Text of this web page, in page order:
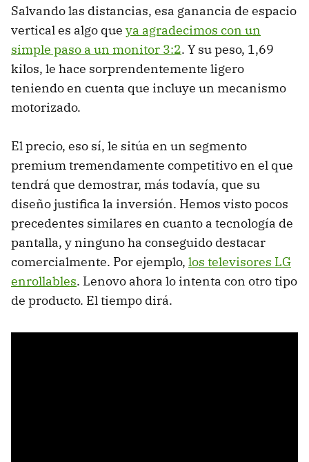
Salvando las distancias, esa ganancia de espacio
vertical es algo que ya agradecimos con un
simple paso a un monitor 3:2. Y su peso, 1,69
kilos, le hace sorprendentemente ligero
teniendo en cuenta que incluye un mecanismo
motorizado.
El precio, eso sí, le sitúa en un segmento
premium tremendamente competitivo en el que
tendrá que demostrar, más todavía, que su
diseño justifica la inversión. Hemos visto pocos
precedentes similares en cuanto a tecnología de
pantalla, y ninguno ha conseguido destacar
comercialmente. Por ejemplo, los televisores LG
enrollables. Lenovo ahora lo intenta con otro tipo
de producto. El tiempo dirá.